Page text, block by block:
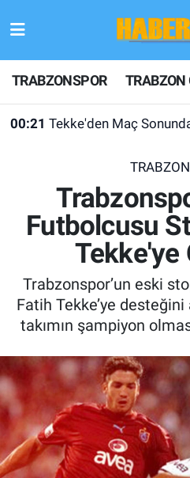
TRABZONSPOR TRABZON
00:21 Tekke'den Maç
Futbolcusu
Tekke'ye
Trabzonspor’un eski
Fatih Tekke’ye desteğini
takımın şampiyon
TRABZONSPOR
TRABZON GUNDEMI
KULİS MEYDANI
1461 TRABZON
FUTBOL
TV VE SİNEMA
BASKETBOL
SAĞLIK
Hava Durumu
Trafik Durumu
Son Dakika Haberleri
Haber Arşivi